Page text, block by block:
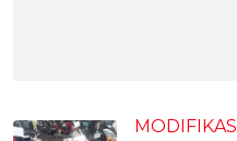
MODIFIKASI